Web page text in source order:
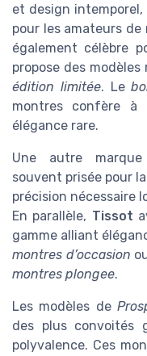
et design
pour les amateurs de
également célèbre
propose des
édition limitée. Le
montres confère
élégance rare.
Une autre
souvent prisée pour
précision nécessaire
En parallèle, Tissot
gamme alliant
montres d’occasion
montres plongee.
Les modèles de
des plus convoités
polyvalence. Ces